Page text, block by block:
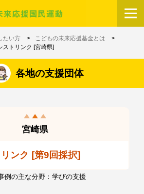
たい方
こどもの未来応援基金とは
ストリンク [宮崎県]
各地の支援団体
宮崎県
ンク [第9回採択]
例の主な分野：学びの支援